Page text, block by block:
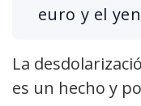
euro y el
La
es un hecho y